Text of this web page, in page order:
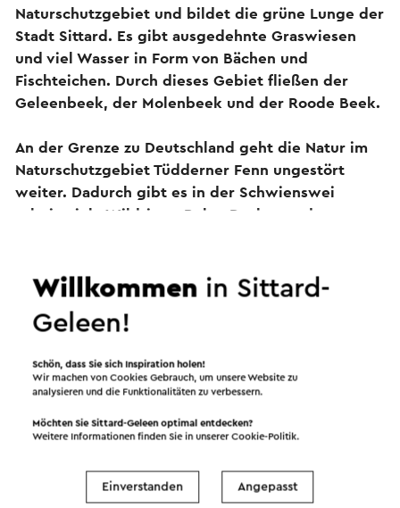
Naturschutzgebiet und bildet die grüne Lunge der
Stadt Sittard. Es gibt ausgedehnte Graswiesen
und viel Wasser in Form von Bächen und
Fischteichen. Durch dieses Gebiet fließen der
Geleenbeek, der Molenbeek und der Roode Beek.
An der Grenze zu Deutschland geht die Natur im
Naturschutzgebiet Tüdderner Fenn ungestört
weiter. Dadurch gibt es in der Schwienswei
relativ viele Wildtiere: Rehe, Dachse und sogar
und fette Karpfen. Auch der Biber hinterlässt hier
Dieser Text wurde mit Hilfe eines Online-
Übersetzungsdienstes automatisch übersetzt.
Weiter lesen
Routen in der Region
Radfahren Wandern
Willkommen in Sittard-
Geleen!
Schön, dass Sie sich Inspiration holen!
Wir machen von Cookies Gebrauch, um unsere Website zu
analysieren und die Funktionalitäten zu verbessern.
Möchten Sie Sittard-Geleen optimal entdecken?
Weitere Informationen finden Sie in unsererCookie-Politik.
Einverstanden Angepasst